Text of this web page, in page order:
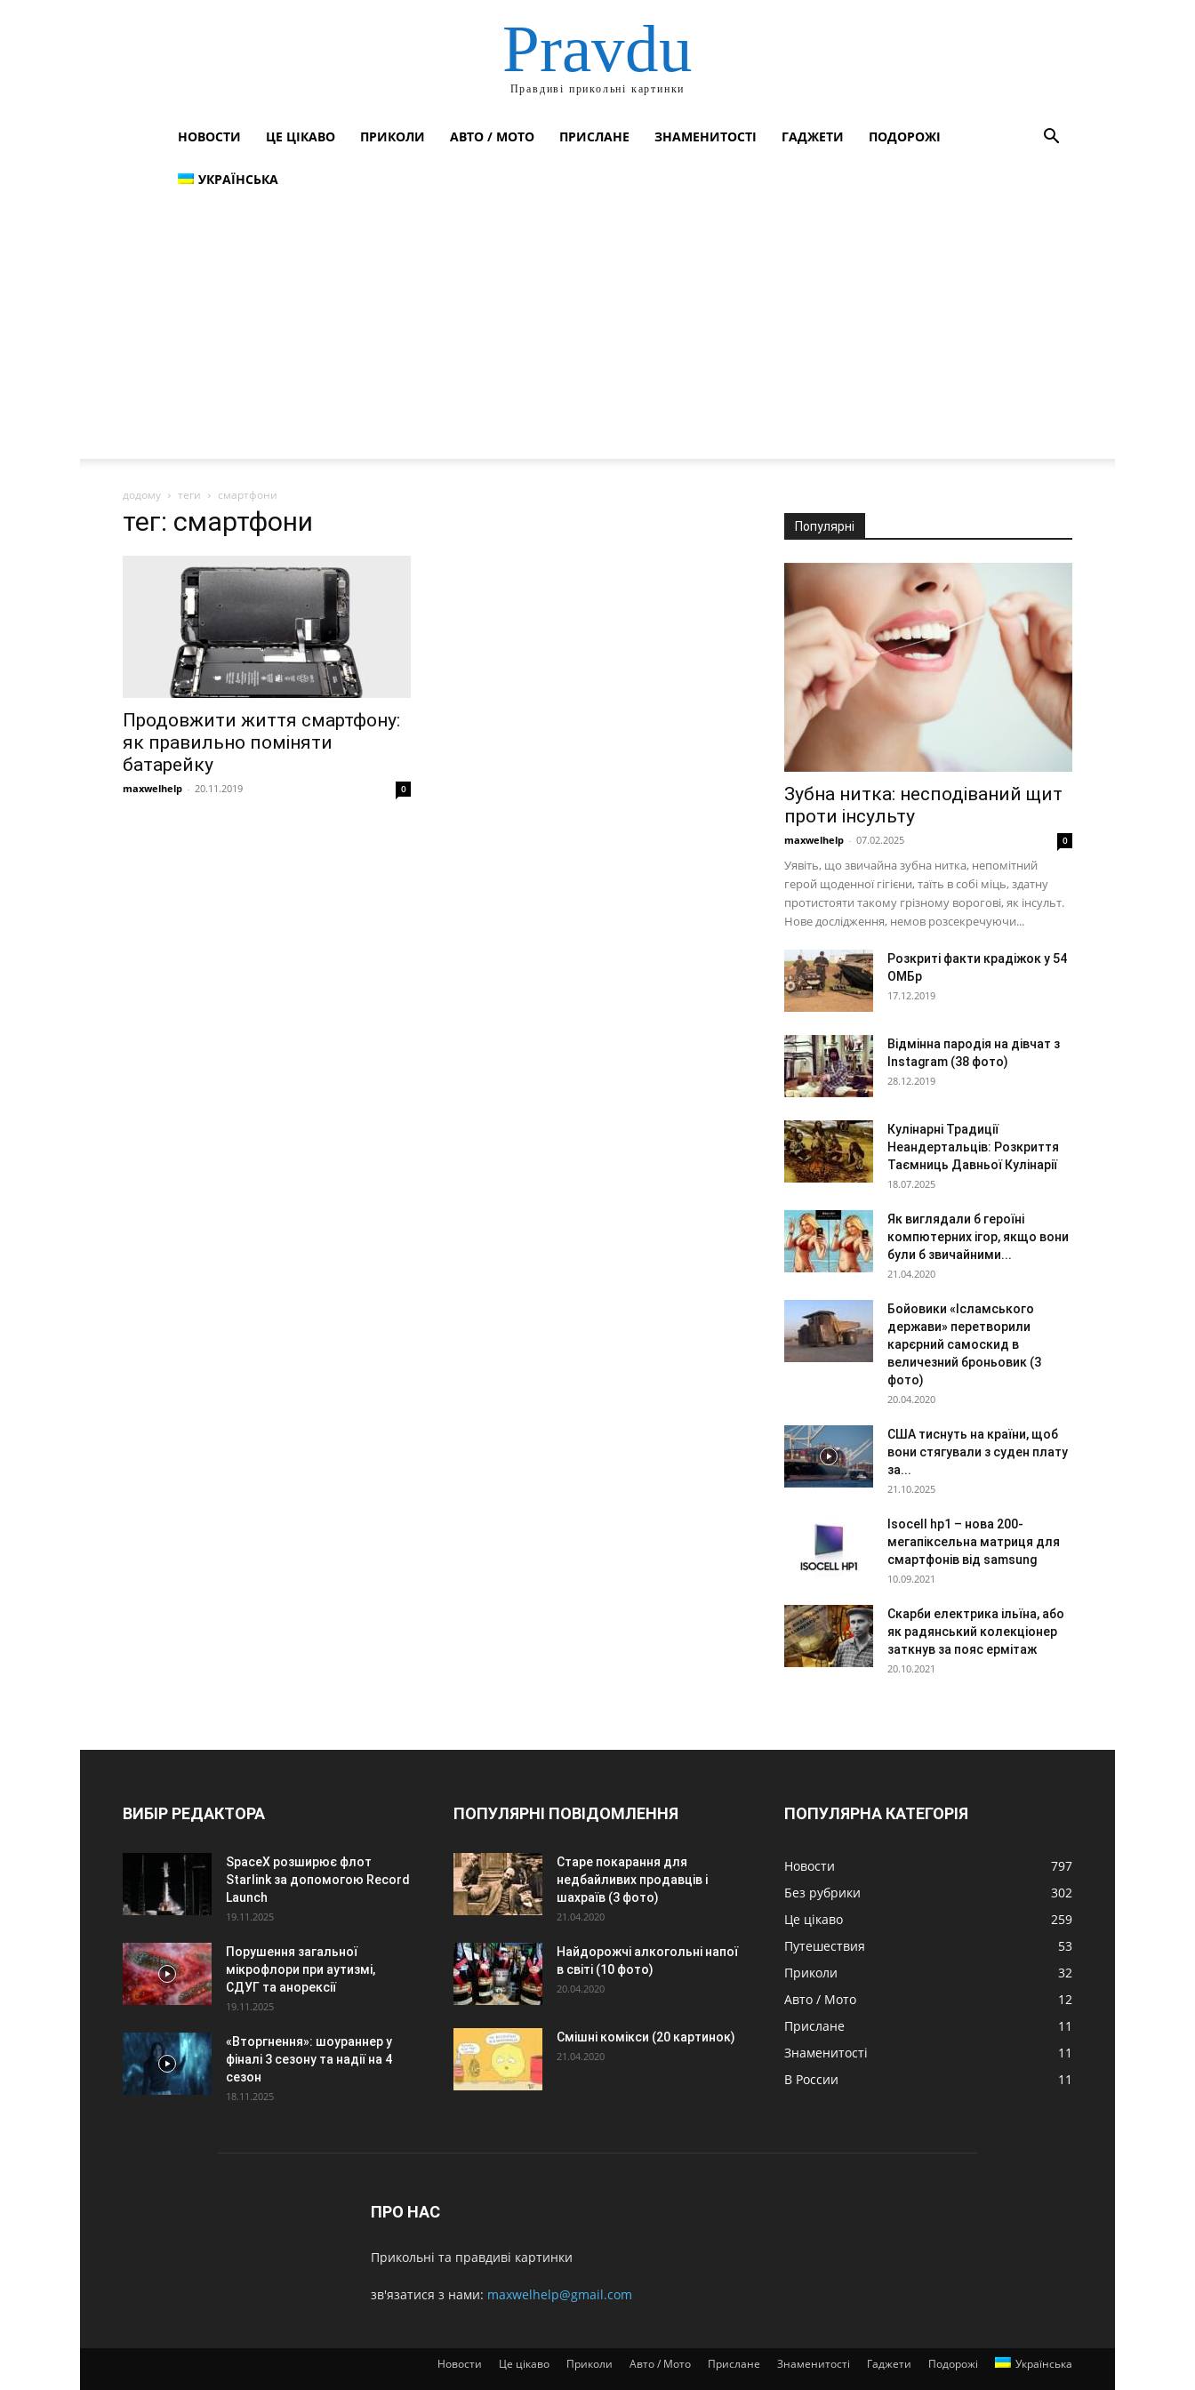
Pravdu
Правдиві прикольні картинки
НОВОСТИ ЦЕ ЦІКАВО ПРИКОЛИ АВТО / МОТО ПРИСЛАНЕ ЗНАМЕНИТОСТІ ГАДЖЕТИ ПОДОРОЖІ
УКРАЇНСЬКА
додому теги смартфони
тег: смартфони
Продовжити життя смартфону:
як правильно поміняти
батарейку
maxwelhelp - 20.11.2019 0
Популярні
Зубна нитка: несподіваний щит
проти інсульту
maxwelhelp - 07.02.2025 0
Уявіть, що звичайна зубна нитка, непомітний
герой щоденної гігієни, таїть в собі міць, здатну
протистояти такому грізному ворогові, як інсульт.
Нове дослідження, немов розсекречуючи...
Розкриті факти крадіжок у 54
ОМБр
17.12.2019
Відмінна пародія на дівчат з
Instagram (38 фото)
28.12.2019
Кулінарні Традиції
Неандертальців: Розкриття
Таємниць Давньої Кулінарії
18.07.2025
Як виглядали б героїні
компютерних ігор, якщо вони
були б звичайними...
21.04.2020
Бойовики «Ісламського
держави» перетворили
карєрний самоскид в
величезний броньовик (3
фото)
20.04.2020
США тиснуть на країни, щоб
вони стягували з суден плату
за...
21.10.2025
Isocell hp1 – нова 200-
мегапіксельна матриця для
смартфонів від samsung
10.09.2021
Скарби електрика ільїна, або
як радянський колекціонер
заткнув за пояс ермітаж
20.10.2021
ВИБІР РЕДАКТОРА
SpaceX розширює флот
Starlink за допомогою Record
Launch
19.11.2025
Порушення загальної
мікрофлори при аутизмі,
СДУГ та анорексії
19.11.2025
«Вторгнення»: шоураннер у
фіналі 3 сезону та надії на 4
сезон
18.11.2025
ПОПУЛЯРНІ ПОВІДОМЛЕННЯ
Старе покарання для
недбайливих продавців і
шахраїв (3 фото)
21.04.2020
Найдорожчі алкогольні напої
в світі (10 фото)
20.04.2020
Смішні комікси (20 картинок)
21.04.2020
ПОПУЛЯРНА КАТЕГОРІЯ
Новости
797
Без рубрики
302
Це цікаво
259
Путешествия
53
Приколи
32
Авто / Мото
12
Прислане
11
Знаменитості
11
В России
11
ПРО НАС
Прикольні та правдиві картинки
зв'язатися з нами: maxwelhelp@gmail.com
Новости Це цікаво Приколи Авто / Мото Прислане Знаменитості Гаджети Подорожі Українська